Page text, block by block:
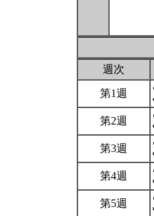
週次
第1週
第2週
第3週
第4週
第5週